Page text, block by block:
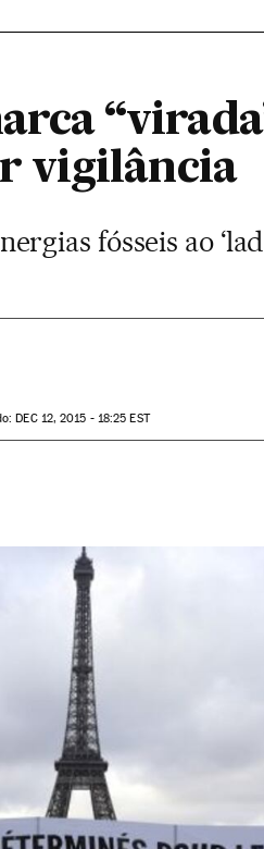
vigilância
fósseis ao
DEC12, 2015 - 18:25 EST
Sociales